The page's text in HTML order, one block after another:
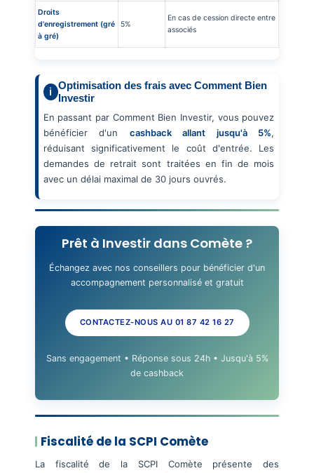
Droits
d'enregistrement (gré
à gré)
5%
En cas de cession directe entre
associés
Optimisation des frais avec Comment Bien
Investir
En passant par Comment Bien Investir, vous pouvez
bénéficier d'un cashback allant jusqu'à 5%,
réduisant significativement le coût d'entrée. Les
demandes de retrait sont traitées en fin de mois
avec un délai maximal de 30 jours ouvrés.
Prêt à Investir dans Comète ?
Échangez avec nos conseillers pour bénéficier d'un
accompagnement personnalisé et gratuit
CONTACTEZ-NOUS AU 01 87 42 16 27
Sans engagement • Réponse sous 24h • Jusqu'à 5%
de cashback
Fiscalité de la SCPI Comète
La fiscalité de la SCPI Comète présente des